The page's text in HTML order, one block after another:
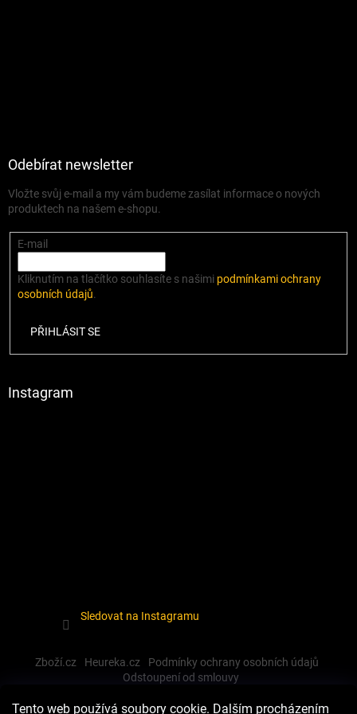
Tento web používá soubory cookie. Dalším procházením
Odebírat newsletter
Vložte svůj e-mail a my vám budeme zasílat informace o nových
produktech na našem e-shopu.
E-mail
Kliknutím na tlačítko souhlasíte s našimi podmínkami ochrany
osobních údajů.
PŘIHLÁSIT SE
Instagram
Sledovat na Instagramu
Zboží.cz Heureka.cz
Podmínky ochrany osobních údajů
Odstoupení od smlouvy